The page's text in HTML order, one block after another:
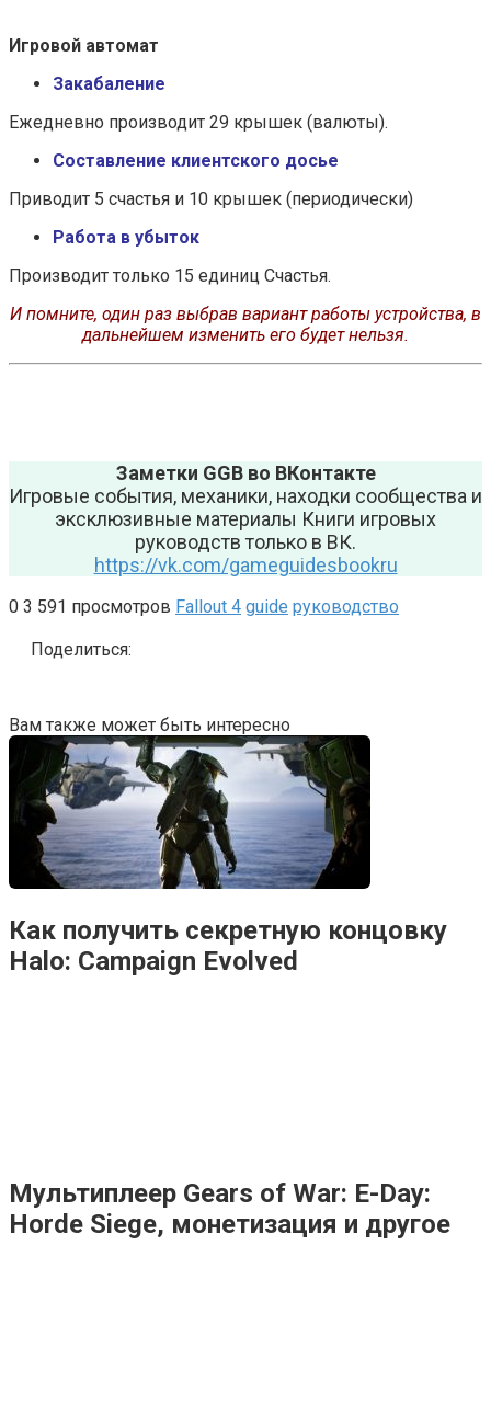
Игровой автомат
Закабаление
Ежедневно производит 29 крышек (валюты).
Составление клиентского досье
Приводит 5 счастья и 10 крышек (периодически)
Работа в убыток
Производит только 15 единиц Счастья.
И помните, один раз выбрав вариант работы устройства, в
дальнейшем изменить его будет нельзя.
Заметки GGB во ВКонтакте
Игровые события, механики, находки сообщества и
эксклюзивные материалы Книги игровых
руководств только в ВК.
https://vk.com/gameguidesbookru
0 3 591 просмотров Fallout 4 guide руководство
Поделиться:
Вам также может быть интересно
Как получить секретную концовку
Halo: Campaign Evolved
Мультиплеер Gears of War: E-Day:
Horde Siege, монетизация и другое